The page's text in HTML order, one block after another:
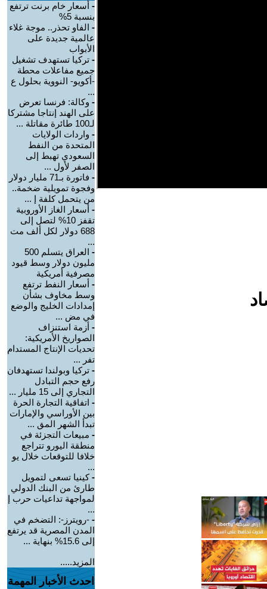
- أسعار خام برنت ترتفع
بنسبة 5%
- الفاو تحذر.. موجة غلاء
عالمية جديدة على
الأبواب
- تركيا تستهدف تشغيل
جميع مفاعلات محطة
-أكويو- النووية بحلول ع
...
- وكالة: فرنسا تعرض
على الهند إنتاجا مشتركا
لـ100 طائرة مقاتلة ...
- واردات الولايات
المتحدة من النفط
السعودي تهبط إلى
الصفر لأول ...
-
فاتورة بـ71 مليار دولار
وفجوة تمويلية ضخمة..
من يتحمل كلفة إ ...
- أسعار الغاز الأوروبية
تقفز 10% لتصل إلى
688 دولار لكل ألف مت
...
-
العراق يتسلم 500
مليون دولار وسط قيود
مصرفية أمريكية
- أسعار النفط ترتفع
وسط مخاوف بشأن
إمدادات الخليج والوضع
في مض ...
- أزمة استنزاف
الصواريخ الأمريكية:
تحديات الإنتاج المستدام
تفر ...
- تركيا وبولندا تستهدفان
رفع حجم التبادل
التجاري إلى 15 مليار ...
- اتفاقية التجارة الحرة
بين الأوراسي والإمارات
تبدأ الشهر المق ...
- مبيعات التجزئة في
منطقة اليورو تتراجع
خلافا للتوقعات خلال يو
...
-كينيا تسعى لتمويل
طارئ من البنك الدولي
لمواجهة تداعيات حرب إ
...
- -رويترز-: التضخم في
المدن المصرية قد يرتفع
إلى 15.6% بنهاية ...
المزيد.....
احدث الأخبار المهمة